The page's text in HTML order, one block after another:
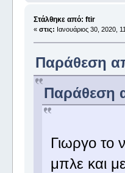
Στάλθηκε από: ftir
« στις: Ιανουάριος 30, 2020,
Παράθεση
Παράθεση
Γιωργο το
μπλε και